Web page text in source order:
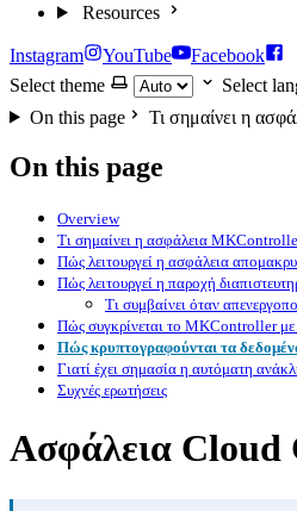
Resources
Instagram YouTube
Facebook
Select theme
Select
On this page Τι σημαίνει η
On this page
Overview
Τι σημαίνει η ασφάλεια
Πώς λειτουργεί η ασφάλεια
Πώς λειτουργεί η παροχή
Τι συμβαίνει όταν
Πώς συγκρίνεται το MKController
Πώς κρυπτογραφούνται τα
Γιατί έχει σημασία η αυτόματη
Συχνές ερωτήσεις
Ασφάλεια